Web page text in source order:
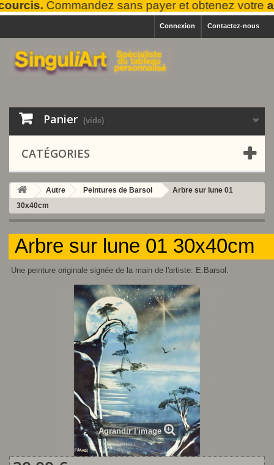
Commandez sans payer et obtenez votre
Contactez-nous
Connexion
Panier (vide)
CATÉGORIES
Autre Peintures de Barsol
Arbre sur lune 01
30x40cm
Arbre sur lune 01 30x40cm
Une peinture originale signée de la main de l'artiste: E.Barsol.
Agrandir l'image